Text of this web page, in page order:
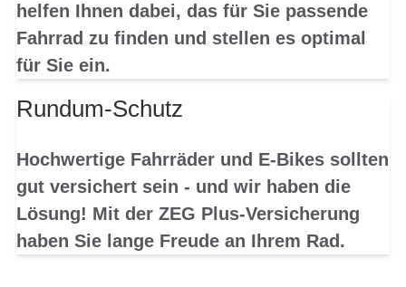
helfen Ihnen dabei, das für Sie passende
Fahrrad zu finden und stellen es optimal
für Sie ein.
Rundum-Schutz
Hochwertige Fahrräder und E-Bikes sollten
gut versichert sein - und wir haben die
Lösung! Mit der ZEG Plus-Versicherung
haben Sie lange Freude an Ihrem Rad.